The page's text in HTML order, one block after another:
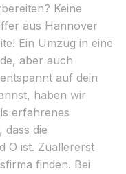
Keine
aus Hannover
Ein Umzug in eine
aber auch
auf dein
haben wir
erfahrenes
dass die
O ist. Zuallererst
finden. Bei